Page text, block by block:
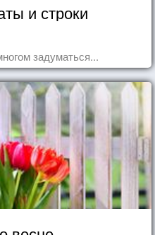
и строки
задуматься...